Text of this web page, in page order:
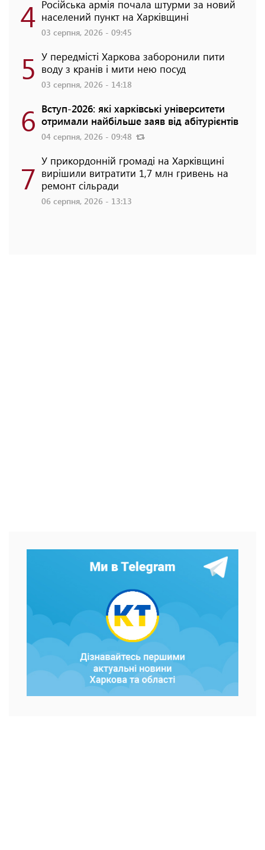
4 Російська армія почала штурми за новий
населений пункт на Харківщині
03 серпня, 2026 - 09:45
5 У передмісті Харкова заборонили пити
воду з кранів і мити нею посуд
03 серпня, 2026 - 14:18
6 Вступ-2026: які харківські університети
отримали найбільше заяв від абітурієнтів
04 серпня, 2026 - 09:48
7 У прикордонній громаді на Харківщині
вирішили витратити 1,7 млн гривень на
ремонт сільради
06 серпня, 2026 - 13:13